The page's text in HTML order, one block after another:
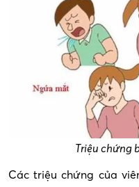
Triệu chứng
Các triệu chứng của